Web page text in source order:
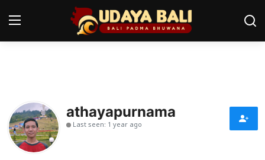
Pura
Desa Adat
Tradisi
athayapurnama
Last seen: 1 year ago